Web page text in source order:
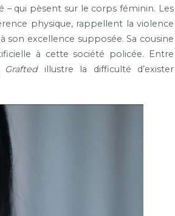
– qui pèsent sur le corps féminin. Les
physique, rappellent la violence
son excellence supposée. Sa cousine
à cette société policée. Entre
Graftedillustre la difficulté d’exister